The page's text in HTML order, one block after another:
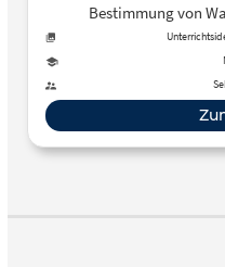
Bestimmung von
Kennenlernen von
Wahrscheinlichkeit.